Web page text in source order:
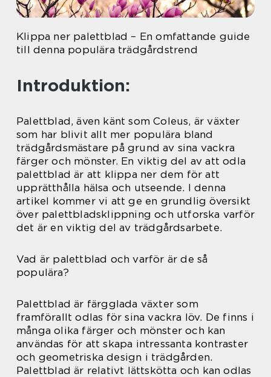
Klippa ner palettblad – En omfattande guide
till denna populära trädgårdstrend
Introduktion:
Palettblad, även känt som Coleus, är växter
som har blivit allt mer populära bland
trädgårdsmästare på grund av sina vackra
färger och mönster. En viktig del av att odla
palettblad är att klippa ner dem för att
upprätthålla hälsa och utseende. I denna
artikel kommer vi att ge en grundlig översikt
över palettbladsklippning och utforska varför
det är en viktig del av trädgårdsarbete.
Vad är palettblad och varför är de så
populära?
Palettblad är färgglada växter som
framförallt odlas för sina vackra löv. De finns i
många olika färger och mönster och kan
användas för att skapa intressanta kontraster
och geometriska design i trädgården.
Palettblad är relativt lättskötta och kan odlas